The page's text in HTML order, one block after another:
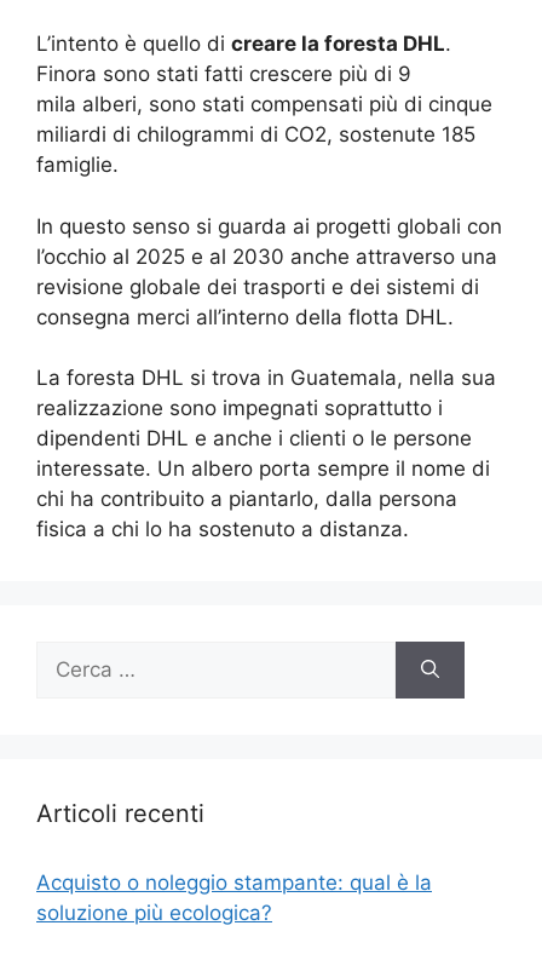
L’intento è quello di creare la foresta DHL.
Finora sono stati fatti crescere più di 9
mila alberi, sono stati compensati più di cinque
miliardi di chilogrammi di CO2, sostenute 185
famiglie.
In questo senso si guarda ai progetti globali con
l’occhio al 2025 e al 2030 anche attraverso una
revisione globale dei trasporti e dei sistemi di
consegna merci all’interno della flotta DHL.
La foresta DHL si trova in Guatemala, nella sua
realizzazione sono impegnati soprattutto i
dipendenti DHL e anche i clienti o le persone
interessate. Un albero porta sempre il nome di
chi ha contribuito a piantarlo, dalla persona
fisica a chi lo ha sostenuto a distanza.
Ricerca
Articoli recenti
Acquisto o noleggio stampante: qual è la
soluzione più ecologica?